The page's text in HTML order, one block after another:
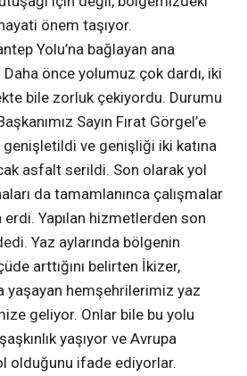
önem taşıyor.
Yolu’na bağlayan ana
Daha önce yolumuz çok dardı, iki
bile zorluk çekiyordu. Durumu
Sayın Fırat Görgel’e
ve genişliği iki katına
asfalt serildi. Son olarak yol
da tamamlanınca çalışmalar
Yapılan hizmetlerden son
Yaz aylarında bölgenin
arttığını belirten İkizer,
yaşayan hemşehrilerimiz yaz
geliyor. Onlar bile bu yolu
yaşıyor ve Avrupa
olduğunu ifade ediyorlar.